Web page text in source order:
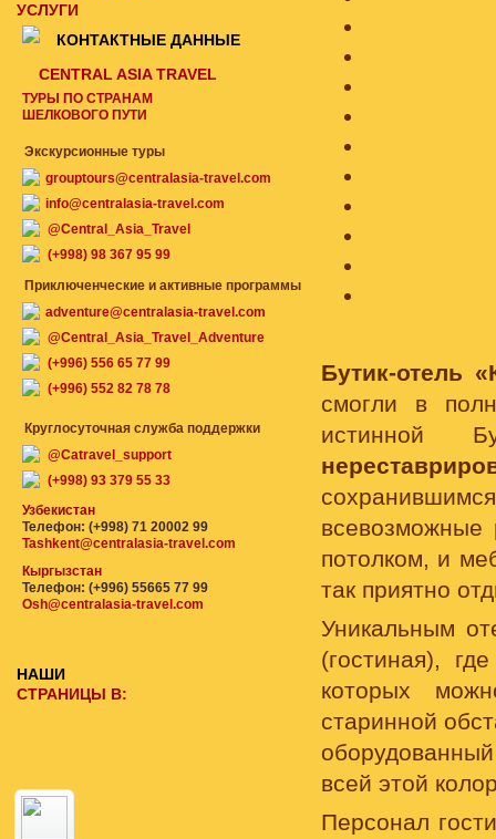
Бутик-отель
смогли в
истинной
потолком, и
так приятно
Уникальным
(гостиная),
которых
старинной
всей этой
Персонал
УСЛУГИ
КОНТАКТНЫЕ ДАННЫЕ
CENTRAL ASIA TRAVEL
ТУРЫ ПО СТРАНАМ
ШЕЛКОВОГО ПУТИ
Экскурсионные туры
grouptours@centralasia-travel.com
info@centralasia-travel.com
@Central_Asia_Travel
(+998) 98 367 95 99
Приключенческие и активные программы
adventure@centralasia-travel.com
@Central_Asia_Travel_Adventure
(+996) 556 65 77 99
(+996) 552 82 78 78
Круглосуточная служба поддержки
@Catravel_support
(+998) 93 379 55 33
Узбекистан
Телефон: (+998) 71 20002 99
Tashkent@centralasia-travel.com
Кыргызстан
Телефон: (+996) 55665 77 99
Osh@centralasia-travel.com
НАШИ
СТРАНИЦЫ В: